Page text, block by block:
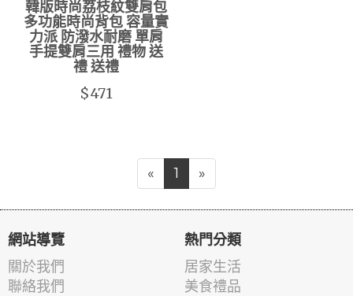
韓版時尚荔枝紋雙肩包
多功能時尚背包 容量實
力派 防潑水耐磨 單肩
手提雙肩三用 禮物 送
禮 送禮
$471
« 1 »
網站導覽
關於我們
聯絡我們
熱門分類
居家生活
美食禮品